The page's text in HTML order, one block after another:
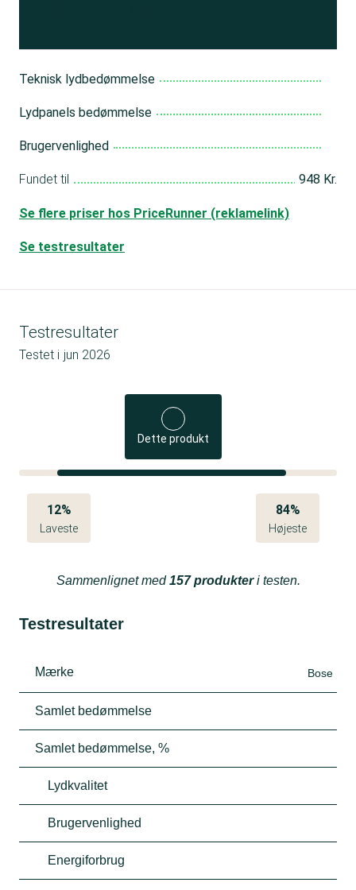
Teknisk lydbedømmelse
Lydpanels bedømmelse
Brugervenlighed
Fundet til 948 Kr.
Se flere priser hos PriceRunner (reklamelink)
Se testresultater
Testresultater
Testet i jun 2026
Dette produkt
12%
Laveste
84%
Højeste
Sammenlignet med157 produkteri testen.
Testresultater
Mærke Bose
Samlet bedømmelse
Samlet bedømmelse, %
Lydkvalitet
Brugervenlighed
Energiforbrug